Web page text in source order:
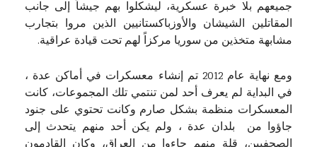
جميعهم بلا خبرة عسكرية، ليشكلوا بهم جيشاً إلى جانب
المقاتلين الشيشان والأوزباكستانيين الذين مروا بتجارب
مشابهة متخذين من سوريا مركزاً لهم تحت قيادة عراقية.
ومع نهاية عام 2012 تم إنشاء معسكرات في أماكن عدة ،
في البداية لم يعرف أحد لمن تنتمي تلك المجموعات، كانت
المعسكرات منظمة بشكل صارم وكانت تحتوي على جنود
جاؤوا من بلدان عدة ، ولم يكن أحد منهم يتحدث إلى